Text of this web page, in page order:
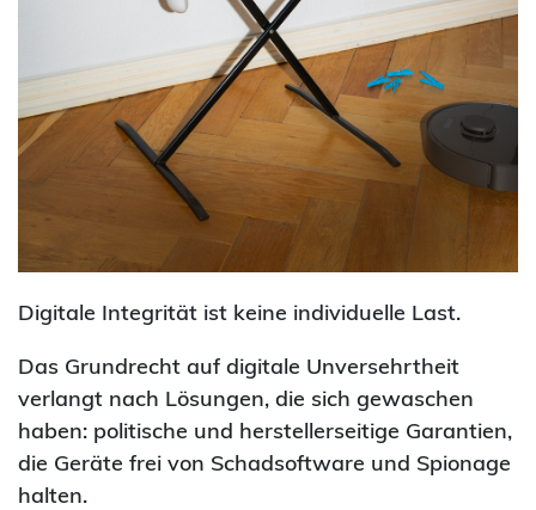
Digitale Integrität ist keine individuelle Last.
Das Grundrecht auf digitale Unversehrtheit
verlangt nach Lösungen, die sich gewaschen
haben: politische und herstellerseitige Garantien,
die Geräte frei von Schadsoftware und Spionage
halten.